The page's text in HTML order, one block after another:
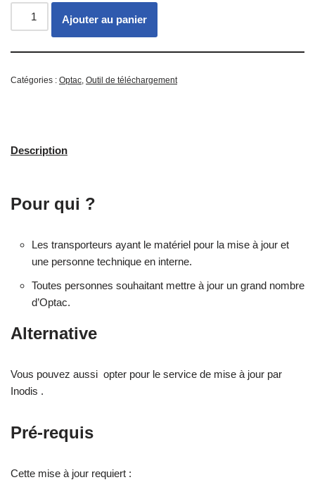
Ajouter au panier
Catégories : Optac, Outil de téléchargement
Description
Pour qui ?
Les transporteurs ayant le matériel pour la mise à jour et
une personne technique en interne.
Toutes personnes souhaitant mettre à jour un grand nombre
d’Optac.
Alternative
Vous pouvez aussi opter pour le service de mise à jour par
Inodis .
Pré-requis
Cette mise à jour requiert :